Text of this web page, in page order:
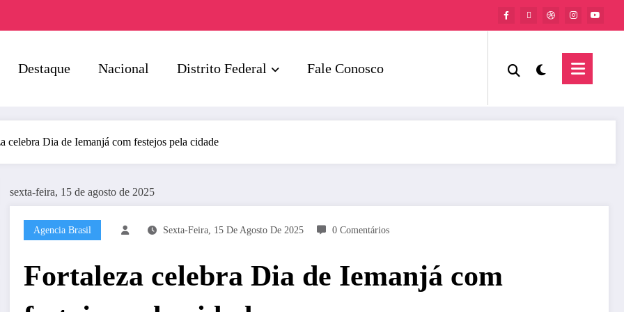
Destaque Nacional Distrito Federal Fale Conosco
celebra Dia de Iemanjá com festejos pela cidade
sexta-feira, 15 de agosto de 2025
Agencia Brasil Sexta-Feira, 15 De Agosto De 2025 0 Comentários
Fortaleza celebra Dia de Iemanjá com